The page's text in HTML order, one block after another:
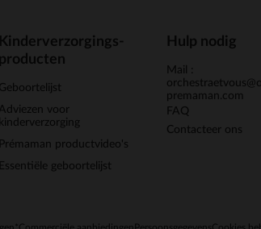
Kinderverzorgings-
producten
Geboortelijst
Adviezen voor
kinderverzorging
Prémaman productvideo's
Essentiële geboortelijst
Hulp nodig
Mail :
premaman.com
FAQ
Contacteer ons